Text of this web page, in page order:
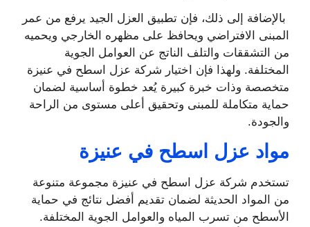
بالإضافة إلى ذلك، فإن تطبيق العزل الجيد يرفع من عمر
المبنى الافتراضي ويحافظ على مظهره الخارجي ويحميه
من التشققات والتلف الناتج عن العوامل الجوية
المختلفة. ولهذا فإن اختيار شركة عزل اسطح في عنيزة
متخصصة وذات خبرة كبيرة يُعد خطوة أساسية لضمان
حماية متكاملة للمبنى وتحقيق أعلى مستوى من الراحة
والجودة.
مواد عزل اسطح في عنيزة
تستخدم شركة عزل اسطح في عنيزة مجموعة متنوعة
من المواد الحديثة لضمان تقديم أفضل نتائج في حماية
الأسطح من تسرب المياه والعوامل الجوية المختلفة.